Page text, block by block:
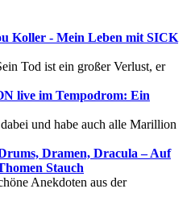
Koller - Mein Leben mit SICK
Tod ist ein großer Verlust, er
live im Tempodrom: Ein
und habe auch alle Marillion
Dramen, Dracula – Auf
Stauch
Anekdoten aus der